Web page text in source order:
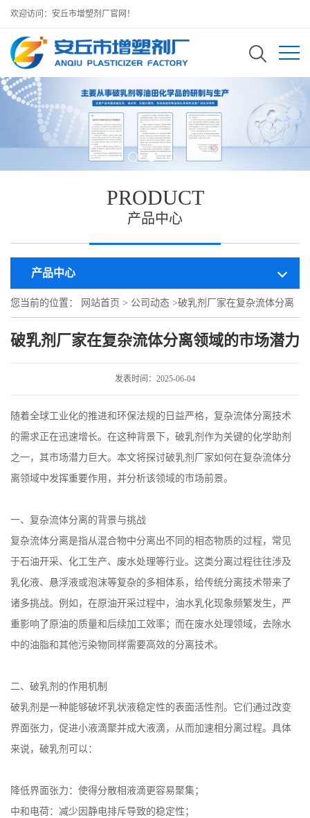
欢迎访问：安丘市增塑剂厂官网！
PRODUCT
产品中心
产品中心
您当前的位置： 网站首页 > 公司动态 >破乳剂厂家在复杂流体分离
领域的市场潜力
破乳剂厂家在复杂流体分离领域的市场潜力
发表时间：2025-06-04
随着全球工业化的推进和环保法规的日益严格，复杂流体分离技术
的需求正在迅速增长。在这种背景下，破乳剂作为关键的化学助剂
之一，其市场潜力巨大。本文将探讨破乳剂厂家如何在复杂流体分
离领域中发挥重要作用，并分析该领域的市场前景。
一、复杂流体分离的背景与挑战
复杂流体分离是指从混合物中分离出不同的相态物质的过程，常见
于石油开采、化工生产、废水处理等行业。这类分离过程往往涉及
乳化液、悬浮液或泡沫等复杂的多相体系，给传统分离技术带来了
诸多挑战。例如，在原油开采过程中，油水乳化现象频繁发生，严
重影响了原油的质量和后续加工效率；而在废水处理领域，去除水
中的油脂和其他污染物同样需要高效的分离技术。
二、破乳剂的作用机制
破乳剂是一种能够破坏乳状液稳定性的表面活性剂。它们通过改变
界面张力，促进小液滴聚并成大液滴，从而加速相分离过程。具体
来说，破乳剂可以：
降低界面张力：使得分散相液滴更容易聚集；
中和电荷：减少因静电排斥导致的稳定性；